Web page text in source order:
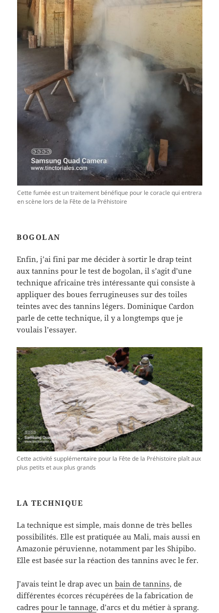
Cette fumée est un traitement bénéfique pour le coracle qui entrera
en scène lors de la Fête de la Préhistoire
BOGOLAN
Enfin, j’ai fini par me décider à sortir le drap teint
aux tannins pour le test de bogolan, il s’agit d’une
technique africaine très intéressante qui consiste à
appliquer des boues ferrugineuses sur des toiles
teintes avec des tannins légers. Dominique Cardon
parle de cette technique, il y a longtemps que je
voulais l’essayer.
Cette activité supplémentaire pour la Fête de la Préhistoire plaît aux
plus petits et aux plus grands
LA TECHNIQUE
La technique est simple, mais donne de très belles
possibilités. Elle est pratiquée au Mali, mais aussi en
Amazonie péruvienne, notamment par les Shipibo.
Elle est basée sur la réaction des tannins avec le fer.
J’avais teint le drap avec unbain de tannins, de
différentes écorces récupérées de la fabrication de
cadrespour le tannage, d’arcs et du métier à sprang.